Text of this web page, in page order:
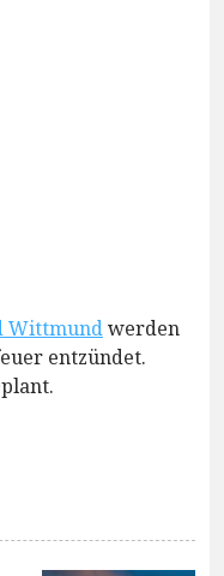
Wittmundwerden
entzündet.